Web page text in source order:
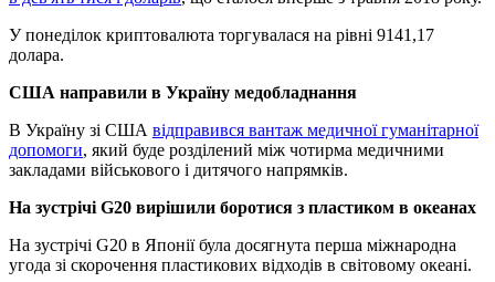
У понеділок криптовалюта торгувалася на рівні 9141,17
долара.
США направили в Україну медобладнання
В Україну зі США відправився вантаж медичної гуманітарної
допомоги, який буде розділений між чотирма медичними
закладами військового і дитячого напрямків.
На зустрічі G20 вирішили боротися з пластиком в океанах
На зустрічі G20 в Японії була досягнута перша міжнародна
угода зі скорочення пластикових відходів в світовому океані.